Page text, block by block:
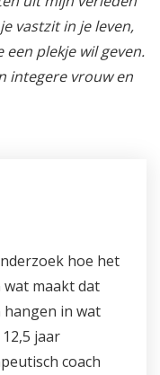
vastzit in je leven,
plekje wil geven.
integere vrouw en
hoe het
maakt dat
in wat
jaar
coach